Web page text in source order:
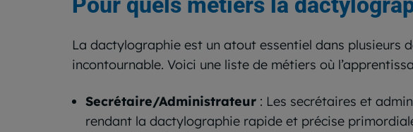
La dactylographie est un atout essentiel dans plusieurs
incontournable. Voici une liste de métiers où
Secrétaire/Administrateur : Les secrétaires et
rendant la dactylographie rapide et précise